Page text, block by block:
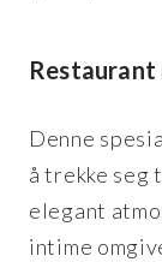
Restaurant
Denne
å trekke seg
elegant
intime